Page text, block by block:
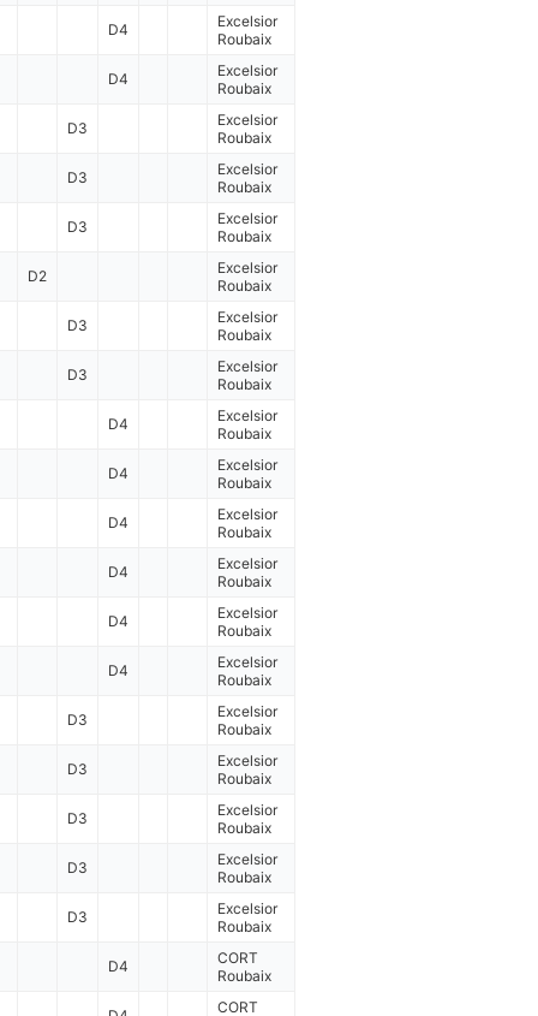
D4
Excelsior
Roubaix
D4
Excelsior
Roubaix
D3
Excelsior
Roubaix
D3
Excelsior
Roubaix
D3
Excelsior
Roubaix
D2
Excelsior
Roubaix
D3
Excelsior
Roubaix
D3
Excelsior
Roubaix
D4
Excelsior
Roubaix
D4
Excelsior
Roubaix
D4
Excelsior
Roubaix
D4
Excelsior
Roubaix
D4
Excelsior
Roubaix
D4
Excelsior
Roubaix
D3
Excelsior
Roubaix
D3
Excelsior
Roubaix
D3
Excelsior
Roubaix
D3
Excelsior
Roubaix
D3
Excelsior
Roubaix
D4
CORT
Roubaix
CORT